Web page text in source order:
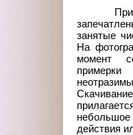
занятые
На
момент
действия